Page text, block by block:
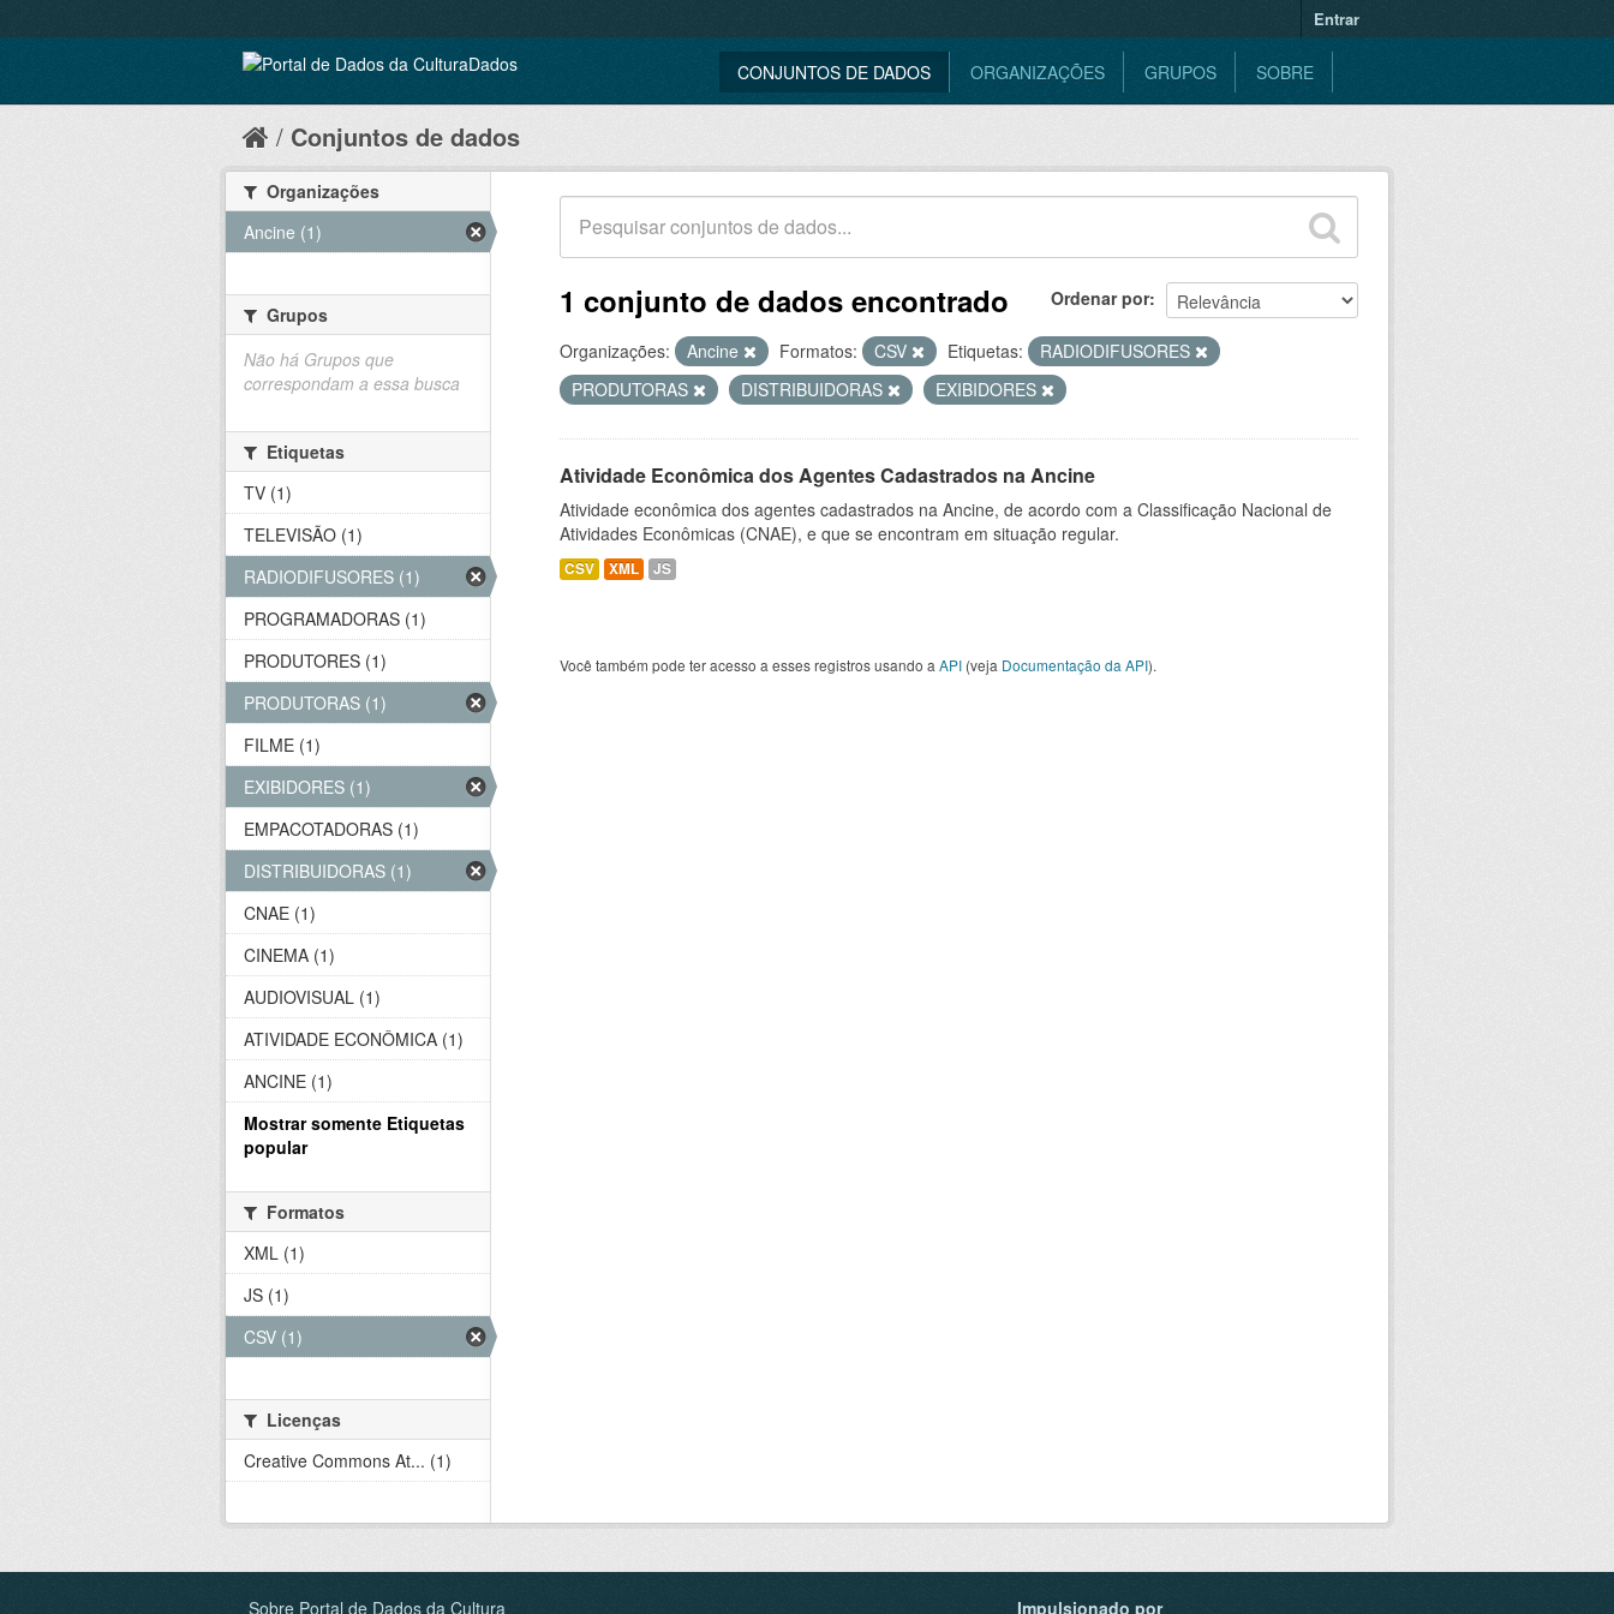
Entrar
CONJUNTOS DE DADOS ORGANIZAÇÕES GRUPOS SOBRE
Conjuntos de dados
Ordenar por
1 conjunto de dados encontrado
Organizações: Ancine Formatos: CSV Etiquetas:
RADIODIFUSORES
PRODUTORAS
DISTRIBUIDORAS EXIBIDORES
Atividade Econômica dos Agentes Cadastrados na Ancine
Atividade econômica dos agentes cadastrados na Ancine, de acordo com a Classificação Nacional de
Atividades Econômicas (CNAE), e que se encontram em situação regular.
CSV XML JS
Você também pode ter acesso a esses registros usando a API (veja Documentação da API).
Organizações
Ancine (1)
Grupos
Não há Grupos que
correspondam a essa busca
Etiquetas
TV (1)
TELEVISÃO (1)
RADIODIFUSORES (1)
PROGRAMADORAS (1)
PRODUTORES (1)
PRODUTORAS (1)
FILME (1)
EXIBIDORES (1)
EMPACOTADORAS (1)
DISTRIBUIDORAS (1)
CNAE (1)
CINEMA (1)
AUDIOVISUAL (1)
ATIVIDADE ECONÔMICA (1)
ANCINE (1)
Mostrar somente Etiquetas
popular
Formatos
XML (1)
JS (1)
CSV (1)
Licenças
Creative Commons At... (1)
Sobre Portal de Dados da Cultura Impulsionado por